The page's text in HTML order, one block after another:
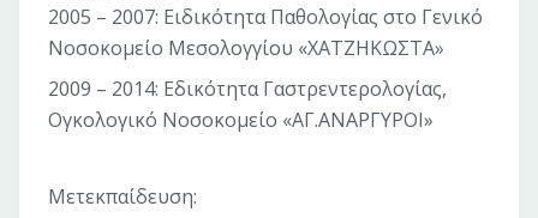
2005 – 2007: Ειδικότητα Παθολογίας στο Γενικό
Νοσοκομείο Μεσολογγίου «ΧΑΤΖΗΚΩΣΤΑ»
2009 – 2014: Εδικότητα Γαστρεντερολογίας,
Ογκολογικό Νοσοκομείο «ΑΓ.ΑΝΑΡΓΥΡΟΙ»
Μετεκπαίδευση: